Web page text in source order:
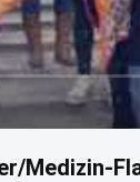
Medizin-